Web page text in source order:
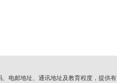
电邮地址、通讯地址及教育程度，提供有